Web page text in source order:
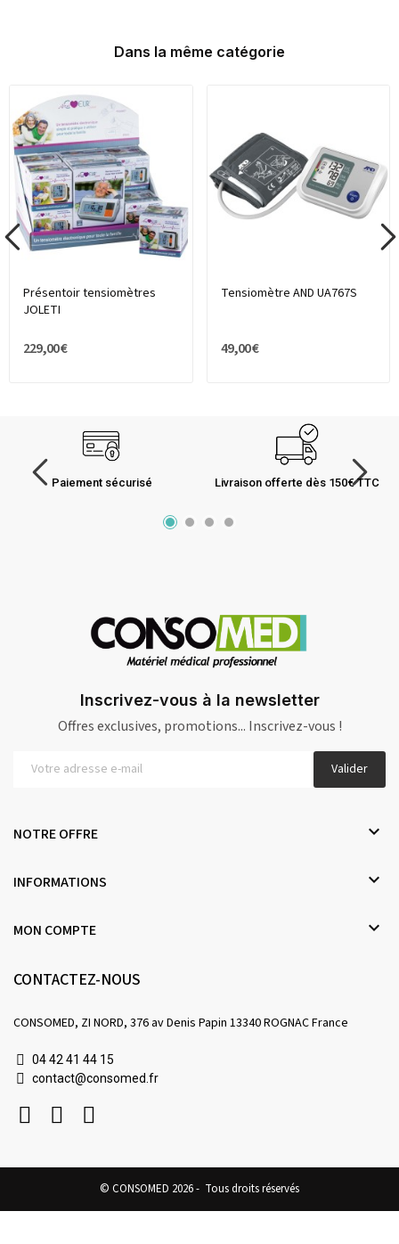
Dans la même catégorie
Présentoir tensiomètres
JOLETI
229,00 €
Tensiomètre AND UA767S
49,00 €
Paiement sécurisé Livraison offerte dès 150€ TTC
Inscrivez-vous à la newsletter
Offres exclusives, promotions... Inscrivez-vous !
Valider
NOTRE OFFRE 
INFORMATIONS 
MON COMPTE 
CONTACTEZ-NOUS
CONSOMED, ZI NORD, 376 av Denis Papin 13340 ROGNAC France
04 42 41 44 15
contact@consomed.fr
© CONSOMED 2026 - Tous droits réservés